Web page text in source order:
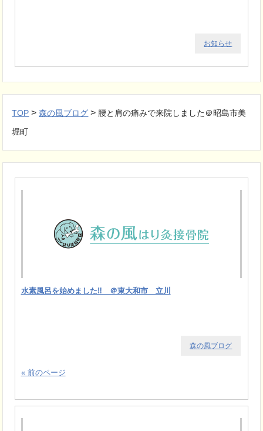
お知らせ
TOP >森の風ブログ > 腰と肩の痛みで来院しました＠昭島市美
堀町
水素風呂を始めました‼ ＠東大和市 立川
森の風ブログ
« 前のページ